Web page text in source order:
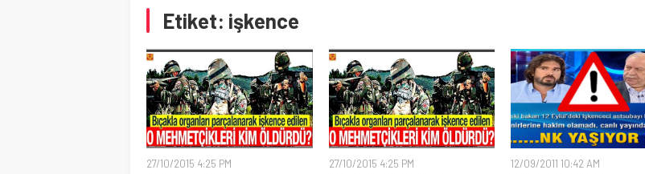
Etiket: işkence
27/10/2015 4:25 PM 27/10/2015 4:25 PM 12/09/2011 10:42 AM